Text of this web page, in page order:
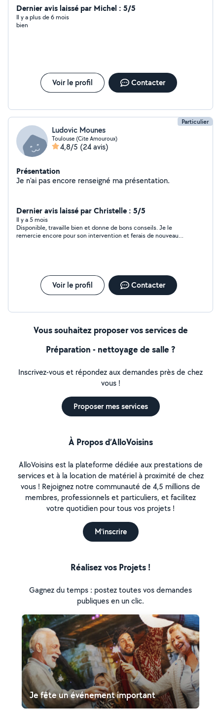
services pour des ménage à domicile et bureau. Ayant
un attrait particulier pour les relations aux autres, je
peux également prendre soins et/ou tenir compagnie
solidaire.
Dernier avis laissé par Michel : 5/5
Il y a plus de 6 mois
bien
Voir le profil Contacter
Particulier
Ludovic Mounes
Toulouse (Cite Amouroux)
4,8/5 (24 avis)
Présentation
Je n'ai pas encore renseigné ma présentation.
Dernier avis laissé par Christelle : 5/5
Il y a 5 mois
Disponible, travaille bien et donne de bons conseils. Je le
remercie encore pour son intervention et ferais de nouveau
Voir le profil Contacter
Vous souhaitez proposer vos services de
Préparation - nettoyage de salle ?
Inscrivez-vous et répondez aux demandes près de chez
vous !
Proposer mes services
À Propos d’AlloVoisins
AlloVoisins est la plateforme dédiée aux prestations de
services et à la location de matériel à proximité de chez
vous ! Rejoignez notre communauté de 4,5 millions de
membres, professionnels et particuliers, et facilitez
votre quotidien pour tous vos projets !
M'inscrire
Réalisez vos Projets !
Gagnez du temps : postez toutes vos demandes
publiques en un clic.
Je fête un événement important